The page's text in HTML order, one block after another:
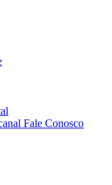
Fale Conosco